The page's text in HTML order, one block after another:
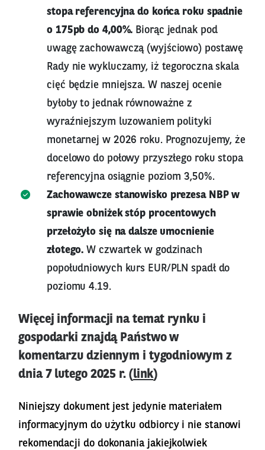
stopa referencyjna do końca roku spadnie
o 175pb do 4,00%. Biorąc jednak pod
uwagę zachowawczą (wyjściowo) postawę
Rady nie wykluczamy, iż tegoroczna skala
cięć będzie mniejsza. W naszej ocenie
byłoby to jednak równoważne z
wyraźniejszym luzowaniem polityki
monetarnej w 2026 roku. Prognozujemy, że
docelowo do połowy przyszłego roku stopa
referencyjna osiągnie poziom 3,50%.
Zachowawcze stanowisko prezesa NBP w
sprawie obniżek stóp procentowych
przełożyło się na dalsze umocnienie
złotego.W czwartek w godzinach
popołudniowych kurs EUR/PLN spadł do
poziomu 4.19.
Więcej informacji na temat rynku i
gospodarki znajdą Państwo w
komentarzu dziennym i tygodniowym z
dnia 7 lutego 2025 r. (link)
Niniejszy dokument jest jedynie materiałem
informacyjnym do użytku odbiorcy i nie stanowi
rekomendacji do dokonania jakiejkolwiek